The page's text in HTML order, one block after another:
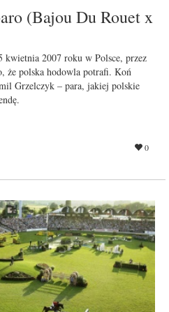
(Bajou Du Rouet x
kwietnia 2007 roku w Polsce, przez
że polska hodowla potrafi. Koń
Grzelczyk – para, jakiej polskie
0